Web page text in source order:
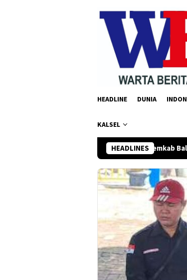
HEADLINE DUNIA
KALSEL
HEADLINES
DPRD dan Pemkab Balangan Resmi